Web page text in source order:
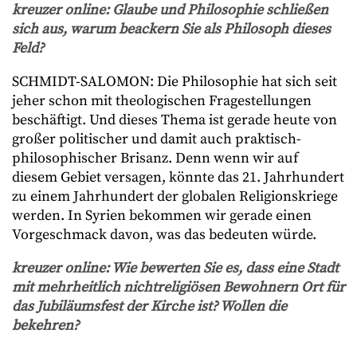
kreuzer online: Glaube und Philosophie schließen
sich aus, warum beackern Sie als Philosoph dieses
Feld?
SCHMIDT-SALOMON: Die Philosophie hat sich seit
jeher schon mit theologischen Fragestellungen
beschäftigt. Und dieses Thema ist gerade heute von
großer politischer und damit auch praktisch-
philosophischer Brisanz. Denn wenn wir auf
diesem Gebiet versagen, könnte das 21. Jahrhundert
zu einem Jahrhundert der globalen Religionskriege
werden. In Syrien bekommen wir gerade einen
Vorgeschmack davon, was das bedeuten würde.
kreuzer online: Wie bewerten Sie es, dass eine Stadt
mit mehrheitlich nichtreligiösen Bewohnern Ort für
das Jubiläumsfest der Kirche ist? Wollen die
bekehren?